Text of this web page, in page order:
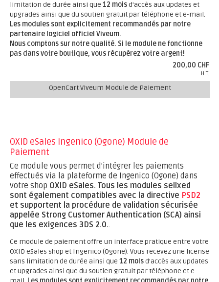
limitation de durée ainsi que 12 moisd'accès aux updates et
upgrades ainsi que du soutien gratuit par téléphone et e-mail.
Les modules sont explicitement recommandés par notre
partenaire logiciel officiel Viveum.
Nous comptons sur notre qualité. Si le module ne fonctionne
pas dans votre boutique, vous récupérez votre argent!
200,00 CHF
H.T.
OpenCart Viveum Module de Paiement
OXID eSales Ingenico (Ogone) Module de
Paiement
Ce module vous permet d'intégrer les paiements
effectués via la plateforme de Ingenico (Ogone) dans
votre shop OXID eSales. Tous les modules sellxed
sont également compatibles avec la directive PSD2
et supportent la procédure de validation sécurisée
appelée Strong Customer Authentication (SCA) ainsi
que les exigences 3DS 2.0..
Ce module de paiement offre un interface pratique entre votre
OXID eSales shop et Ingenico (Ogone). Vous recevez une license
sans limitation de durée ainsi que 12 moisd'accès aux updates
et upgrades ainsi que du soutien gratuit par téléphone et e-